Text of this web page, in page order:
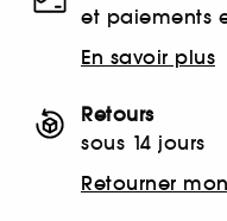
et paiements
En savoir plus
Retours
sous 14 jours
Retourner